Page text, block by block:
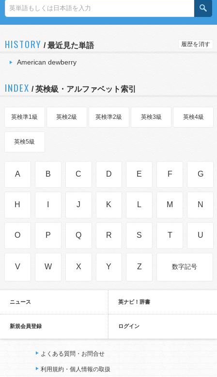
HISTORY /最近見た単語 履歴を消す
American dewberry
INDEX / 英検級・アルファベット索引
英検準1級 英検2級 英検準2級 英検3級 英検4級
英検5級
A B C D E F G
H J K L M N
O P Q R S T U
V W X Y Z 数字記号
ニュース 英ナビ！辞書
新規会員登録 ログイン
よくある質問・お問合せ
利用規約・個人情報の取扱